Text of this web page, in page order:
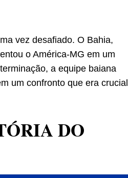
vez desafiado. O Bahia,
o América-MG em um
a equipe baiana
um confronto que era crucial
DO